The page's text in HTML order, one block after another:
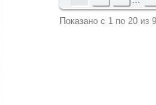
Показано с 1 по 20 из